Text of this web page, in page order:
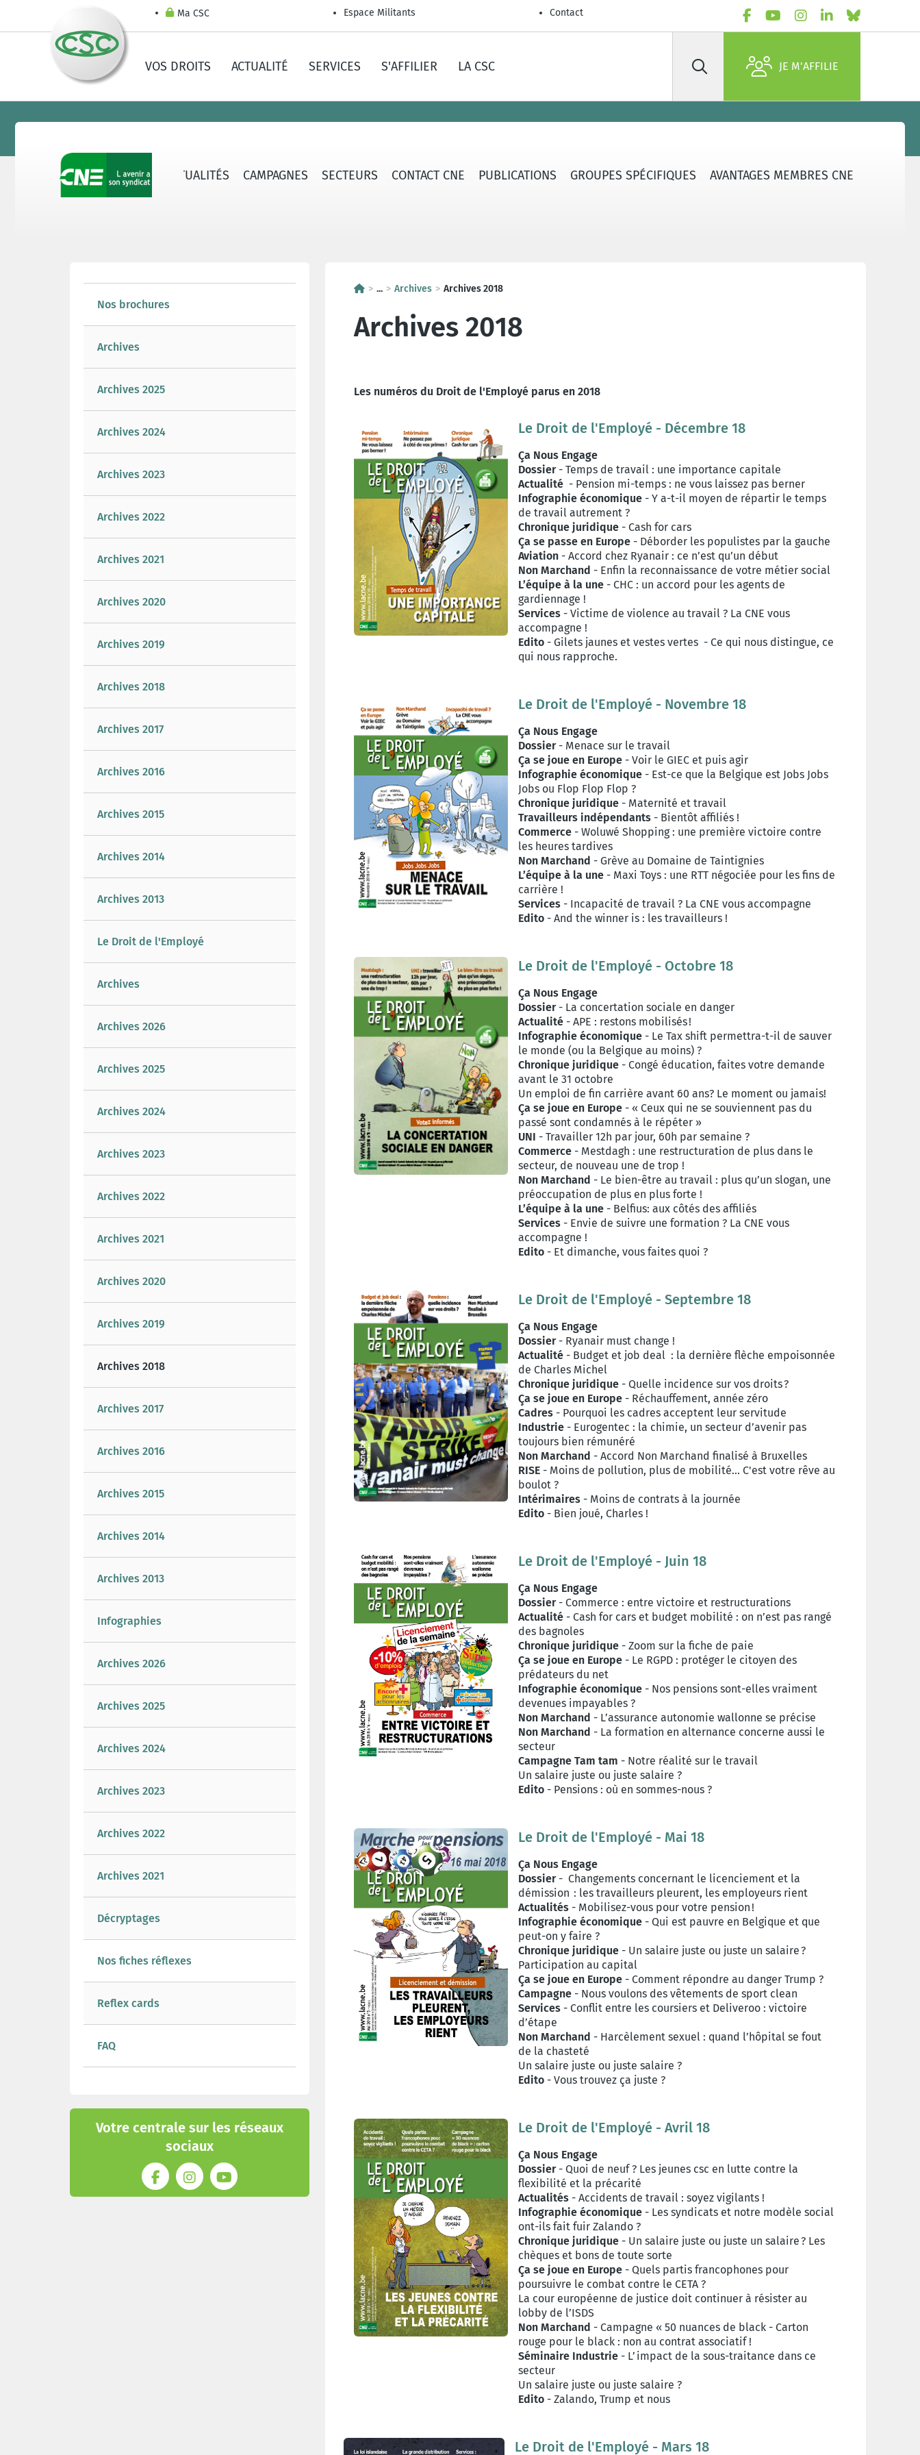
Ma CSC Espace Militants Contact
VOS DROITS ACTUALITÉ SERVICES S'AFFILIER LA CSC Rechercher JE M'AFFILIE
CNE - QUI SOMMES-NOUS ? ACTUALITÉS CAMPAGNES SECTEURS CONTACT CNE PUBLICATIONS GROUPES SPÉCIFIQUES AVANTAGES MEMBRES CNE
Nos brochures
Archives
Archives 2025
Archives 2024
Archives 2023
Archives 2022
Archives 2021
Archives 2020
Archives 2019
Archives 2018
Archives 2017
Archives 2016
Archives 2015
Archives 2014
Archives 2013
Le Droit de l'Employé
Archives
Archives 2026
Archives 2025
Archives 2024
Archives 2023
Archives 2022
Archives 2021
Archives 2020
Archives 2019
Archives 2018
Archives 2017
Archives 2016
Archives 2015
Archives 2014
Archives 2013
Infographies
Archives 2026
Archives 2025
Archives 2024
Archives 2023
Archives 2022
Archives 2021
Décryptages
Nos fiches réflexes
Reflex cards
FAQ
Votre centrale sur les réseaux
sociaux
... Archives Archives 2018
Archives 2018
Les numéros du Droit de l'Employé parus en 2018
Le Droit de l'Employé - Décembre 18
Ça Nous Engage
Dossier- Temps de travail : une importance capitale
Actualité - Pension mi-temps : ne vous laissez pas berner
Infographie économique - Y a-t-il moyen de répartir le temps
de travail autrement ?
Chronique juridique - Cash for cars
Ça se passe en Europe - Déborder les populistes par la gauche
Aviation - Accord chez Ryanair : ce n’est qu’un début
Non Marchand - Enfin la reconnaissance de votre métier social
L’équipe à la une - CHC : un accord pour les agents de
gardiennage !
Services - Victime de violence au travail ? La CNE vous
accompagne !
Edito - Gilets jaunes et vestes vertes - Ce qui nous distingue, ce
qui nous rapproche.
Le Droit de l'Employé - Novembre 18
Ça Nous Engage
Dossier- Menace sur le travail
Ça se joue en Europe - Voir le GIEC et puis agir
Infographie économique - Est-ce que la Belgique est Jobs Jobs
Jobs ou Flop Flop Flop ?
Chronique juridique - Maternité et travail
Travailleurs indépendants - Bientôt affiliés !
Commerce - Woluwé Shopping : une première victoire contre
les heures tardives
Non Marchand - Grève au Domaine de Taintignies
L’équipe à la une - Maxi Toys : une RTT négociée pour les fins de
carrière !
Services - Incapacité de travail ? La CNE vous accompagne
Edito - And the winner is : les travailleurs !
Le Droit de l'Employé - Octobre 18
Ça Nous Engage
Dossier- La concertation sociale en danger
Actualité - APE : restons mobilisés !
Infographie économique - Le Tax shift permettra-t-il de sauver
le monde (ou la Belgique au moins) ?
Chronique juridique - Congé éducation, faites votre demande
avant le 31 octobre
Un emploi de fin carrière avant 60 ans? Le moment ou jamais!
Ça se joue en Europe - « Ceux qui ne se souviennent pas du
passé sont condamnés à le répéter »
UNI - Travailler 12h par jour, 60h par semaine ?
Commerce - Mestdagh : une restructuration de plus dans le
secteur, de nouveau une de trop !
Non Marchand - Le bien-être au travail : plus qu’un slogan, une
préoccupation de plus en plus forte !
L’équipe à la une - Belfius: aux côtés des affiliés
Services - Envie de suivre une formation ? La CNE vous
accompagne !
Edito - Et dimanche, vous faites quoi ?
Le Droit de l'Employé - Septembre 18
Ça Nous Engage
Dossier- Ryanair must change !
Actualité - Budget et job deal : la dernière flèche empoisonnée
de Charles Michel
Chronique juridique - Quelle incidence sur vos droits ?
Ça se joue en Europe - Réchauffement, année zéro
Cadres - Pourquoi les cadres acceptent leur servitude
Industrie - Eurogentec : la chimie, un secteur d’avenir pas
toujours bien rémunéré
Non Marchand - Accord Non Marchand finalisé à Bruxelles
RISE - Moins de pollution, plus de mobilité... C'est votre rêve au
boulot ?
Intérimaires - Moins de contrats à la journée
Edito - Bien joué, Charles !
Le Droit de l'Employé - Juin 18
Ça Nous Engage
Dossier- Commerce : entre victoire et restructurations
Actualité - Cash for cars et budget mobilité : on n’est pas rangé
des bagnoles
Chronique juridique - Zoom sur la fiche de paie
Ça se joue en Europe - Le RGPD : protéger le citoyen des
prédateurs du net
Infographie économique - Nos pensions sont-elles vraiment
devenues impayables ?
Non Marchand - L’assurance autonomie wallonne se précise
Non Marchand - La formation en alternance concerne aussi le
secteur
Campagne Tam tam - Notre réalité sur le travail
Un salaire juste ou juste salaire ?
Edito - Pensions : où en sommes-nous ?
Le Droit de l'Employé - Mai 18
Ça Nous Engage
Dossier- Changements concernant le licenciement et la
démission : les travailleurs pleurent, les employeurs rient
Actualités - Mobilisez-vous pour votre pension !
Infographie économique - Qui est pauvre en Belgique et que
peut-on y faire ?
Chronique juridique - Un salaire juste ou juste un salaire ?
Participation au capital
Ça se joue en Europe - Comment répondre au danger Trump ?
Campagne - Nous voulons des vêtements de sport clean
Services - Conflit entre les coursiers et Deliveroo : victoire
d’étape
Non Marchand - Harcèlement sexuel : quand l’hôpital se fout
de la chasteté
Un salaire juste ou juste salaire ?
Edito - Vous trouvez ça juste ?
Le Droit de l'Employé - Avril 18
Ça Nous Engage
Dossier- Quoi de neuf ? Les jeunes csc en lutte contre la
flexibilité et la précarité
Actualités - Accidents de travail : soyez vigilants !
Infographie économique - Les syndicats et notre modèle social
ont-ils fait fuir Zalando ?
Chronique juridique - Un salaire juste ou juste un salaire ? Les
chèques et bons de toute sorte
Ça se joue en Europe - Quels partis francophones pour
poursuivre le combat contre le CETA ?
La cour européenne de justice doit continuer à résister au
lobby de l’ISDS
Non Marchand - Campagne « 50 nuances de black - Carton
rouge pour le black : non au contrat associatif !
Séminaire Industrie - L’impact de la sous-traitance dans ce
secteur
Un salaire juste ou juste salaire ?
Edito - Zalando, Trump et nous
Le Droit de l'Employé - Mars 18